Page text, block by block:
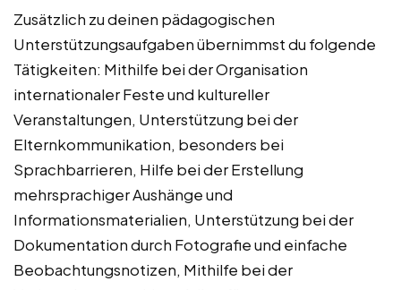
Zusätzlich zu deinen pädagogischen
Unterstützungsaufgaben übernimmst du folgende
Tätigkeiten: Mithilfe bei der Organisation
internationaler Feste und kultureller
Veranstaltungen, Unterstützung bei der
Elternkommunikation, besonders bei
Sprachbarrieren, Hilfe bei der Erstellung
mehrsprachiger Aushänge und
Informationsmaterialien, Unterstützung bei der
Dokumentation durch Fotografie und einfache
Beobachtungsnotizen, Mithilfe bei der